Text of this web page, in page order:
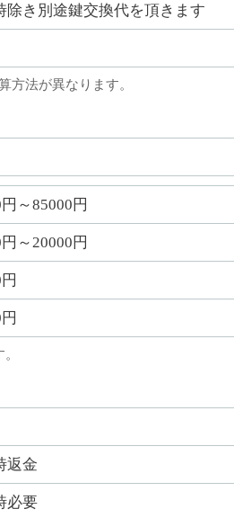
除き別途鍵交換代を頂きます
方法が異なります。
～85000円
～20000円
返金
必要